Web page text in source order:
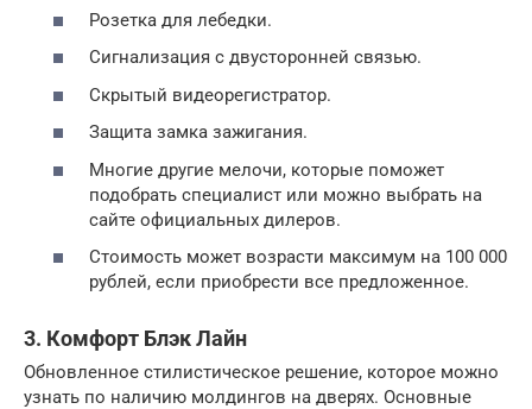
Розетка для лебедки.
Сигнализация с двусторонней связью.
Скрытый видеорегистратор.
Защита замка зажигания.
Многие другие мелочи, которые поможет
подобрать специалист или можно выбрать на
сайте официальных дилеров.
Стоимость может возрасти максимум на 100 000
рублей, если приобрести все предложенное.
3. Комфорт Блэк Лайн
Обновленное стилистическое решение, которое можно
узнать по наличию молдингов на дверях. Основные